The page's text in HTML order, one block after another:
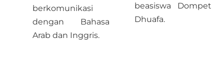
berkomunikasi
dengan Bahasa
Arab dan Inggris.
beasiswa Dompet
Dhuafa.